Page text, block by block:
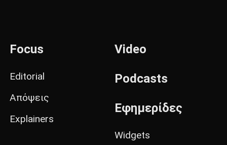
Focus
Editorial
Απόψεις
Explainers
Video
Podcasts
Εφημερίδες
Widgets